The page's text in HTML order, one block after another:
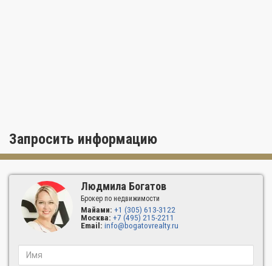
Запросить информацию
Людмила Богатов
Брокер по недвижимости
Майами: +1 (305) 613-3122
Москва: +7 (495) 215-2211
Email: info@bogatovrealty.ru